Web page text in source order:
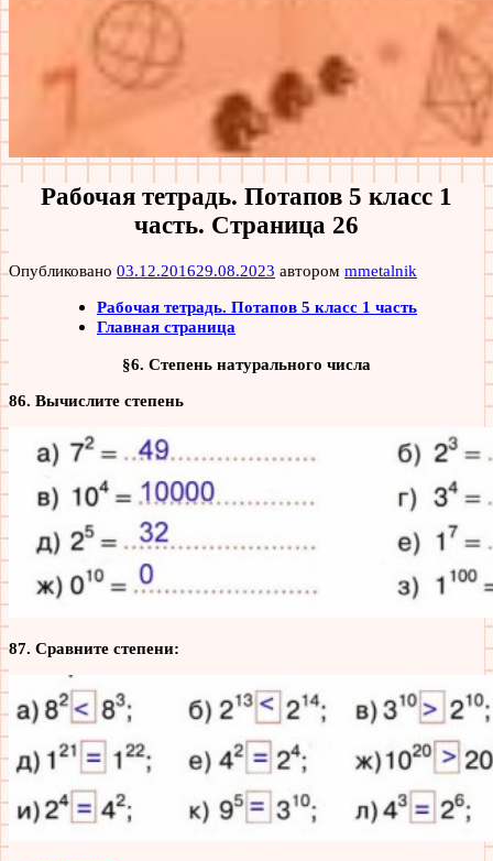
Рабочая тетрадь. Потапов 5 класс 1
часть. Страница 26
Опубликовано 03.12.201629.08.2023 автором mmetalnik
Рабочая тетрадь. Потапов 5 класс 1 часть
Главная страница
§6. Степень натурального числа
86. Вычислите степень
87. Сравните степени: